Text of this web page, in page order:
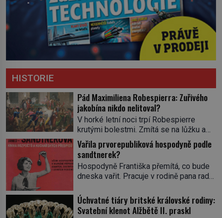
HISTORIE
Pád Maximiliena Robespierra: Zuřivého
jakobína nikdo nelitoval?
V horké letní noci trpí Robespierre
krutými bolestmi. Zmítá se na lůžku a
hlavou mu víří kolotoč myšlenek. Když
se probere z mdlob, vzpomene si na
jednu z pařížských jasnovidek, kterou
před lety navštívil. Prorokovala mu
tragický osud. Tehdy se jí vysmál.
prohlásil o něm jiný významný
francouzský revolucionář, Honoré de
Vařila prvorepubliková hospodyně podle
sandtnerek?
Hospodyně Františka přemítá, co bude
dneska vařit. Pracuje v rodině pana rady
rychle v jedné ze „sandtnerek“.
„Zaplaťpánbůh, že už nemusíme chodit
s lístky,“ povzdechne si směrem ke
Úchvatné tiáry britské královské rodiny:
Svatební klenot Alžbětě II. praskl